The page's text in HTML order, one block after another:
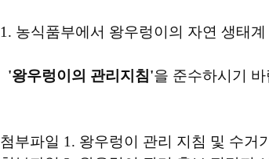
1. 농식품부에서 왕우렁이의 자연 생태
'왕우렁이의 관리지침'을 준수하시기
첨부파일 1. 왕우렁이 관리 지침 및 수거